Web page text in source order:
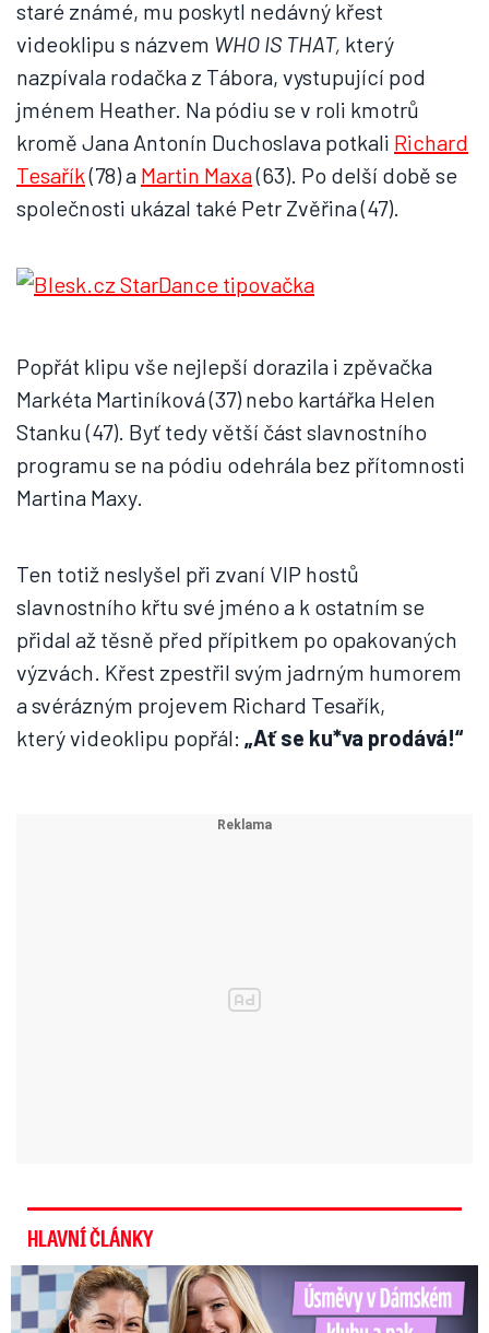
staré známé, mu poskytl nedávný křest
videoklipu s názvem WHO IS THAT, který
nazpívala rodačka z Tábora, vystupující pod
jménem Heather. Na pódiu se v roli kmotrů
kromě Jana Antonín Duchoslava potkali Richard
Tesařík(78) a Martin Maxa(63). Po delší době se
společnosti ukázal také Petr Zvěřina (47).
Popřát klipu vše nejlepší dorazila i zpěvačka
Markéta Martiníková (37) nebo kartářka Helen
Stanku (47). Byť tedy větší část slavnostního
programu se na pódiu odehrála bez přítomnosti
Martina Maxy.
Ten totiž neslyšel při zvaní VIP hostů
slavnostního křtu své jméno a k ostatním se
přidal až těsně před přípitkem po opakovaných
výzvách. Křest zpestřil svým jadrným humorem
a svérázným projevem Richard Tesařík,
který videoklipu popřál: „Ať se ku*va prodává!“
HLAVNÍ ČLÁNKY
Úsměvy v Dámském klubu a pak… Dýka do zad od Decroix!